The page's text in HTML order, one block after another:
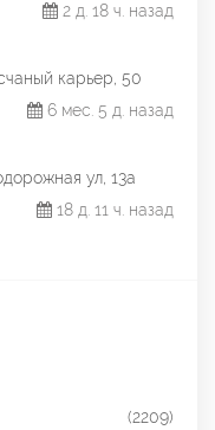
2 д. 18 ч. назад
карьер, 50
6 мес. 5 д. назад
ул, 13а
18 д. 11 ч. назад
(2209)